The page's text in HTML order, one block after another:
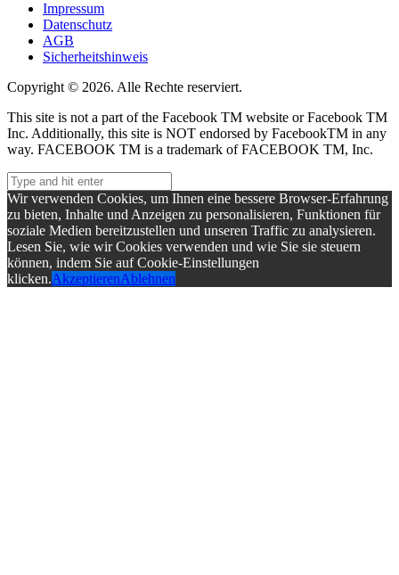
Impressum
Datenschutz
AGB
Sicherheitshinweis
Copyright © 2026. Alle Rechte reserviert.
This site is not a part of the Facebook TM website or Facebook TM
Inc. Additionally, this site is NOT endorsed by FacebookTM in any
way. FACEBOOK TM is a trademark of FACEBOOK TM, Inc.
Wir verwenden Cookies, um Ihnen eine bessere Browser-Erfahrung
zu bieten, Inhalte und Anzeigen zu personalisieren, Funktionen für
soziale Medien bereitzustellen und unseren Traffic zu analysieren.
Lesen Sie, wie wir Cookies verwenden und wie Sie sie steuern
können, indem Sie auf Cookie-Einstellungen
klicken.AkzeptierenAblehnen